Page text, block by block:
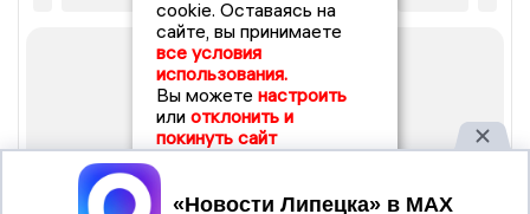
cookie. Оставаясь на
сайте, вы принимаете
все условия
использования.
Вы можете настроить
или отклонить и
покинуть сайт
Принять